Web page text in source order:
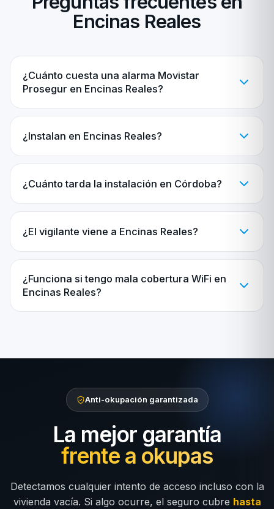
Encinas Reales
¿Cuánto cuesta una alarma Movistar
Prosegur en Encinas Reales?
¿Instalan en Encinas Reales?
¿Cuánto tarda la instalación en Córdoba?
¿El vigilante viene a Encinas Reales?
¿Funciona si tengo mala cobertura WiFi en
Encinas Reales?
Anti-okupación garantizada
La mejor garantía
frente a okupas
Detectamos cualquier intento de acceso incluso con la
vivienda vacía. Si algo ocurre, el seguro cubre hasta